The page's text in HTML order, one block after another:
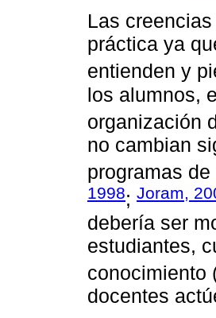
Las
práctica ya
entienden y
los alumnos,
organización
no cambian
programas
1998; Joram,
debería ser
estudiantes,
conocimiento
docentes